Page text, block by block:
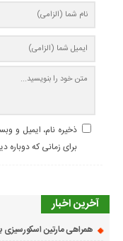
ذخیره نام، ایمیل و
برای زمانی که
آخرین اخبار
همراهی مارتین اسکورسیزی